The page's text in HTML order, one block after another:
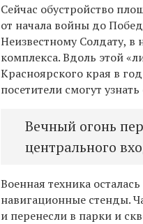
Сейчас обустройство
от начала войны до
Неизвестному Солдату, в
комплекса. Вдоль этой
Красноярского края в
посетители смогут
Вечный огонь
центрального
Военная техника
навигационные стенды.
и перенесли в парки и